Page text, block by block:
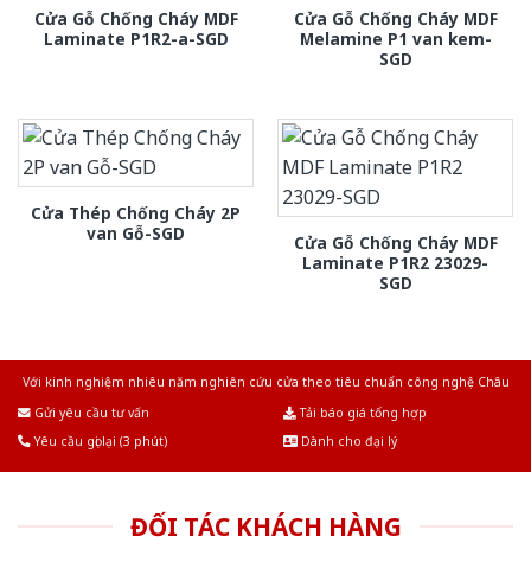
Cửa Gỗ Chống Cháy MDF
Laminate P1R2-a-SGD
Cửa Gỗ Chống Cháy MDF
Melamine P1 van kem-
SGD
Cửa Thép Chống Cháy 2P
van Gỗ-SGD
Cửa Gỗ Chống Cháy MDF
Laminate P1R2 23029-
SGD
Với kinh nghiệm nhiêu năm nghiên cứu cửa theo tiêu chuẩn công nghệ Châu
Gửi yêu cầu tư vấn
Tải báo giá tổng hợp
Yêu cầu gọi lại (3 phút)
Dành cho đại lý
ĐỐI TÁC KHÁCH HÀNG